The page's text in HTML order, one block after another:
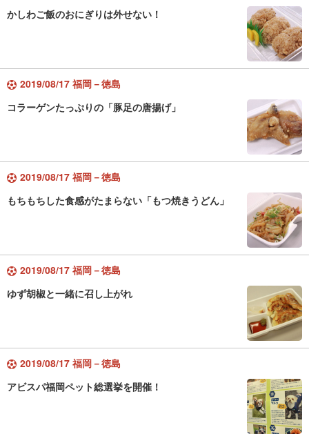
かしわご飯のおにぎりは外せない！
2019/08/17 福岡－徳島
コラーゲンたっぷりの「豚足の唐揚げ」
2019/08/17 福岡－徳島
もちもちした食感がたまらない「もつ焼きうどん」
2019/08/17 福岡－徳島
ゆず胡椒と一緒に召し上がれ
2019/08/17 福岡－徳島
アビスパ福岡ペット総選挙を開催！